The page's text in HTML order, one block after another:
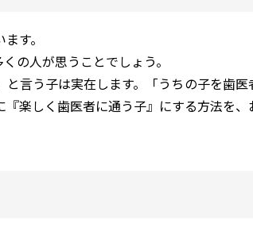
す。
の人が思うことでしょう。
言う子は実在します。「うちの子を歯医
楽しく歯医者に通う子』にする方法を、